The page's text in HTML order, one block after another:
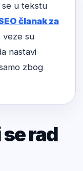
se u tekstu
članak za
veze su
nastavi
zbog
rad